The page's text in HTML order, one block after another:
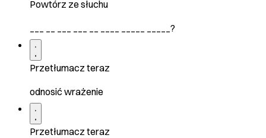
Powtórz ze słuchu
___ __ ___ ___ __ ____ _____ _____?
Przetłumacz teraz
odnosić wrażenie
Przetłumacz teraz